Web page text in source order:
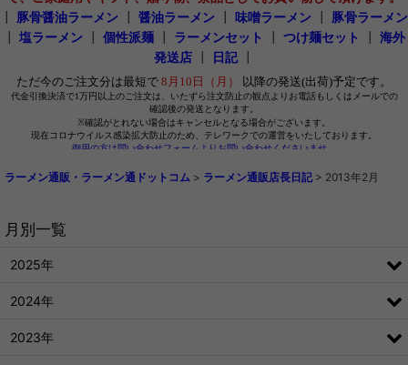
豚骨醤油ラーメン 醤油ラーメン 味噌ラーメン
豚骨ラーメン
塩ラーメン 個性派麺 ラーメンセット つけ麺セット
海外
発送店
日記┃
ラーメン通販・ラーメン通ドットコム > ラーメン通販店長日記 > 2013年2月
月別一覧
2025年
2024年
2023年